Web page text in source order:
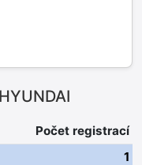
Počet registrací
1